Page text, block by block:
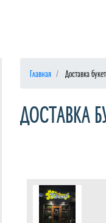
Главная Доставка
ДОСТАВКА